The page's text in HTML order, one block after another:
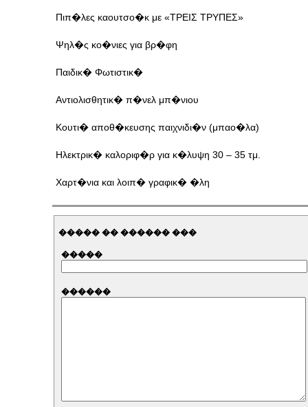
Πιπ�λες καουτσο�κ με «ΤΡΕΙΣ ΤΡΥΠΕΣ»
Ψηλ�ς κο�νιες για βρ�φη
Παιδικ� Φωτιστικ�
Αντιολισθητικ� π�νελ μπ�νιου
Κουτι� αποθ�κευσης παιχνιδι�ν (μπαο�λα)
Ηλεκτρικ� καλοριφ�ρ για κ�λυψη 30 – 35 τμ.
Χαρτ�νια και λοιπ� γραφικ� �λη
����� �� ������ ���
�����
������